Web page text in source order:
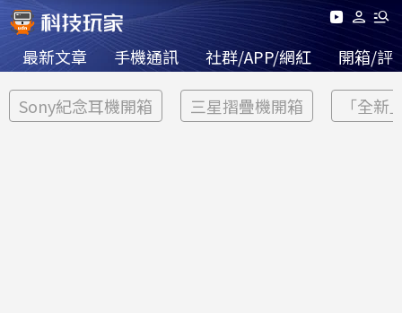
最新文章 手機通訊 社群/APP/網紅 開箱/評
Sony紀念耳機開箱 三星摺疊機開箱 「全新